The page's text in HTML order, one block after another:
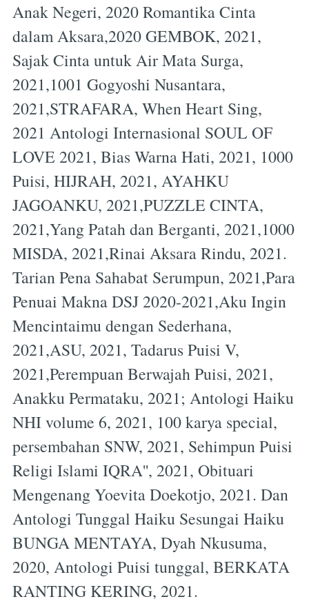
Anak Negeri, 2020 Romantika Cinta
dalam Aksara,2020 GEMBOK, 2021,
Sajak Cinta untuk Air Mata Surga,
2021,1001 Gogyoshi Nusantara,
2021,STRAFARA, When Heart Sing,
2021 Antologi Internasional SOUL OF
LOVE 2021, Bias Warna Hati, 2021, 1000
Puisi, HIJRAH, 2021, AYAHKU
JAGOANKU, 2021,PUZZLE CINTA,
2021,Yang Patah dan Berganti, 2021,1000
MISDA, 2021,Rinai Aksara Rindu, 2021.
Tarian Pena Sahabat Serumpun, 2021,Para
Penuai Makna DSJ 2020-2021,Aku Ingin
Mencintaimu dengan Sederhana,
2021,ASU, 2021, Tadarus Puisi V,
2021,Perempuan Berwajah Puisi, 2021,
Anakku Permataku, 2021; Antologi Haiku
NHI volume 6, 2021, 100 karya special,
persembahan SNW, 2021, Sehimpun Puisi
Religi Islami IQRA'', 2021, Obituari
Mengenang Yoevita Doekotjo, 2021. Dan
Antologi Tunggal Haiku Sesungai Haiku
BUNGA MENTAYA, Dyah Nkusuma,
2020, Antologi Puisi tunggal, BERKATA
RANTING KERING, 2021.